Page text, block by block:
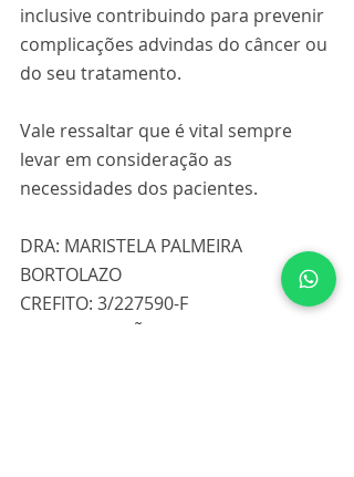
inclusive contribuindo para prevenir
complicações advindas do câncer ou
do seu tratamento.
Vale ressaltar que é vital sempre
levar em consideração as
necessidades dos pacientes.
DRA: MARISTELA PALMEIRA
BORTOLAZO
CREFITO: 3/227590-F
ESPECIALIZAÇÃO EM FISIOTERAPIA